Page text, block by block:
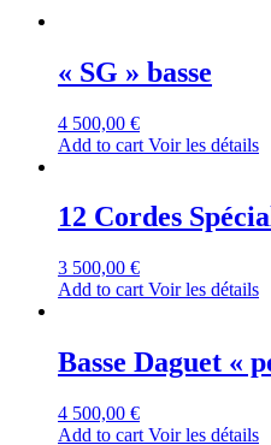
« SG » basse
4 500,00 €
Add to cart Voir les détails
12 Cordes
3 500,00 €
Add to cart Voir les détails
Basse Daguet «
4 500,00 €
Add to cart Voir les détails